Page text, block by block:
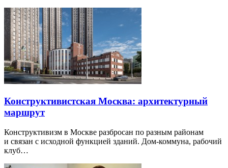
Конструктивистская Москва: архитектурный
маршрут
Конструктивизм в Москве разбросан по разным районам
и связан с исходной функцией зданий. Дом-коммуна, рабочий
клуб…